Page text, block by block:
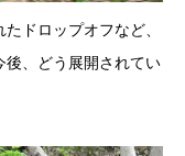
ドロップオフなど、
後、どう展開されてい